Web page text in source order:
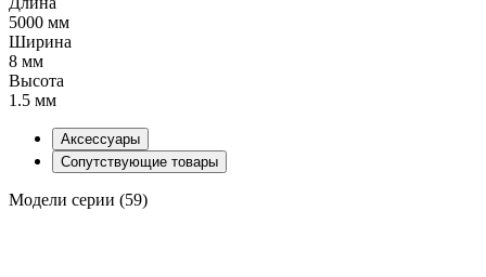
5000 мм
Ширина
8 мм
Высота
1.5 мм
Аксессуары
Сопутствующие товары
Модели серии (59)